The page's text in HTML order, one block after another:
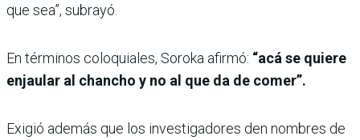
que sea”, subrayó.
En términos coloquiales, Soroka afirmó: “acá se quiere
enjaular al chancho y no al que da de comer”.
Exigió además que los investigadores den nombres de